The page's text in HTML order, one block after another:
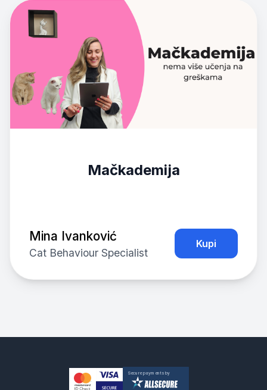
Mačkademija
Mina Ivanković
Cat Behaviour Specialist
Kupi